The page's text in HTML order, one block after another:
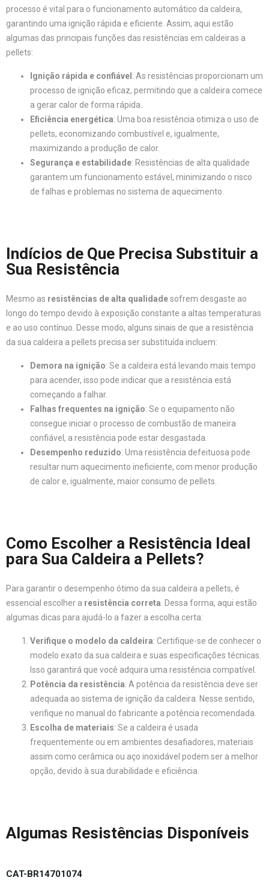
processo é vital para o funcionamento automático da caldeira,
garantindo uma ignição rápida e eficiente. Assim, aqui estão
algumas das principais funções das resistências em caldeiras a
pellets:
Ignição rápida e confiável : As resistências proporcionam um
processo de ignição eficaz, permitindo que a caldeira comece
a gerar calor de forma rápida.
Eficiência energética: Uma boa resistência otimiza o uso de
pellets, economizando combustível e, igualmente,
maximizando a produção de calor.
Segurança e estabilidade: Resistências de alta qualidade
garantem um funcionamento estável, minimizando o risco
de falhas e problemas no sistema de aquecimento.
Indícios de Que Precisa Substituir a
Sua Resistência
Mesmo as resistências de alta qualidadesofrem desgaste ao
longo do tempo devido à exposição constante a altas temperaturas
e ao uso contínuo. Desse modo, alguns sinais de que a resistência
da sua caldeira a pellets precisa ser substituída incluem:
Demora na ignição: Se a caldeira está levando mais tempo
para acender, isso pode indicar que a resistência está
começando a falhar.
Falhas frequentes na ignição: Se o equipamento não
consegue iniciar o processo de combustão de maneira
confiável, a resistência pode estar desgastada.
Desempenho reduzido: Uma resistência defeituosa pode
resultar num aquecimento ineficiente, com menor produção
de calor e, igualmente, maior consumo de pellets.
Como Escolher a Resistência Ideal
para Sua Caldeira a Pellets?
Para garantir o desempenho ótimo da sua caldeira a pellets, é
essencial escolher a resistência correta . Dessa forma, aqui estão
algumas dicas para ajudá-lo a fazer a escolha certa:
Verifique o modelo da caldeira: Certifique-se de conhecer o
modelo exato da sua caldeira e suas especificações técnicas.
Isso garantirá que você adquira uma resistência compatível.
Potência da resistência: A potência da resistência deve ser
adequada ao sistema de ignição da caldeira. Nesse sentido,
verifique no manual do fabricante a potência recomendada.
Escolha de materiais: Se a caldeira é usada
frequentemente ou em ambientes desafiadores, materiais
assim como cerâmica ou aço inoxidável podem ser a melhor
opção, devido à sua durabilidade e eficiência.
Algumas Resistências Disponíveis
CAT-BR14701074